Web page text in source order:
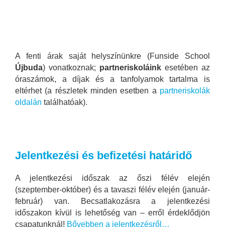
A fenti árak saját helyszínünkre (Funside School
Újbuda) vonatkoznak; partneriskoláink esetében az
óraszámok, a díjak és a tanfolyamok tartalma is
eltérhet (a részletek minden esetben a partneriskolák
oldalán találhatóak).
Jelentkezési és befizetési határidő
A jelentkezési időszak az őszi félév elején
(szeptember-október) és a tavaszi félév elején (január-
február) van. Becsatlakozásra a jelentkezési
időszakon kívül is lehetőség van – erről érdeklődjön
csapatunknál! Bővebben a jelentkezésről…